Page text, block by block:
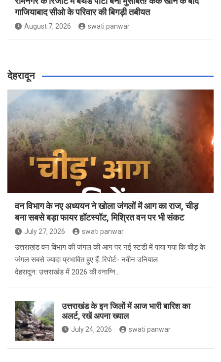
गाजियाबाद सीओ के परिवार की बिगड़ी तबीयत
August 7, 2026 swati panwar
देहरादून
वन विभाग के नए अध्ययन ने खोला जंगलों में आग का राज, चीड़
बना सबसे बड़ा फायर हॉटस्पॉट, मिश्रित वन पर भी संकट
July 27, 2026 swati panwar
उत्तराखंड वन विभाग की जंगल की आग पर नई स्टडी में पाया गया कि चीड़ के
जंगल सबसे ज्यादा प्रभावित हुए हैं. रिपोर्ट- नवीन उनियाल
देहरादून: उत्तराखंड में 2026 की वनाग्नि…
उत्तराखंड के इन जिलों में आज भारी बारिश का
अलर्ट, रखें अपना ख्याल
July 24, 2026 swati panwar